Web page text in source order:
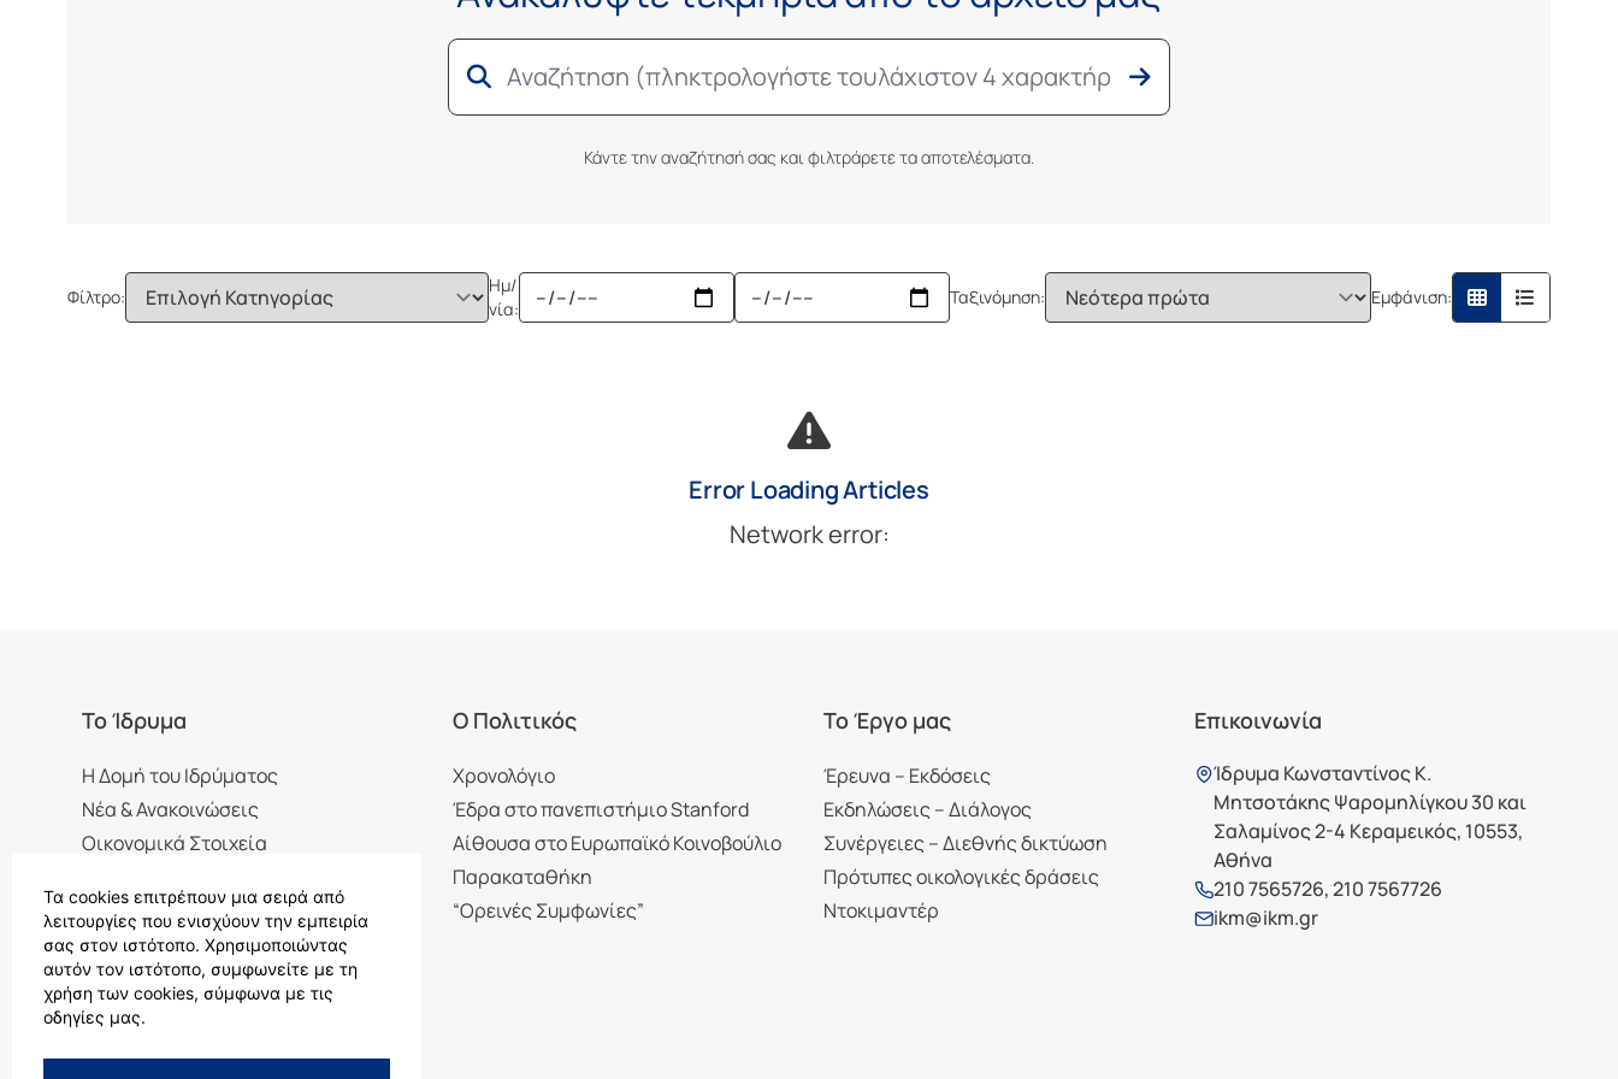
Κάντε την αναζήτησή σας και φιλτράρετε τα αποτελέσματα.
Φίλτρο:
Ημ/
νία:
Ταξινόμηση: Εμφάνιση:
Error Loading Articles
Network error:
Το Ίδρυμα
Η Δομή του Ιδρύματος
Νέα & Ανακοινώσεις
Οικονομικά Στοιχεία
Ιστορικό Αρχείο
Επισκεφθείτε το Ιστορικό Αρχείο
Ψηφιακή Συλλογή
Ο Πολιτικός
Χρονολόγιο
Έδρα στο πανεπιστήμιο Stanford
Αίθουσα στο Ευρωπαϊκό Κοινοβούλιο
Παρακαταθήκη
“Ορεινές Συμφωνίες”
Το Έργο μας
Έρευνα – Εκδόσεις
Εκδηλώσεις – Διάλογος
Συνέργειες – Διεθνής δικτύωση
Πρότυπες οικολογικές δράσεις
Ντοκιμαντέρ
Επικοινωνία
Ίδρυμα Κωνσταντίνος Κ.
Μητσοτάκης Ψαρομηλίγκου 30 και
Σαλαμίνος 2-4 Κεραμεικός, 10553,
Αθήνα
210 7565726,210 7567726
ikm@ikm.gr
Τα cookies επιτρέπουν μια σειρά από
λειτουργίες που ενισχύουν την εμπειρία
σας στον ιστότοπο. Χρησιμοποιώντας
αυτόν τον ιστότοπο, συμφωνείτε με τη
χρήση των cookies, σύμφωνα με τις
οδηγίες μας.